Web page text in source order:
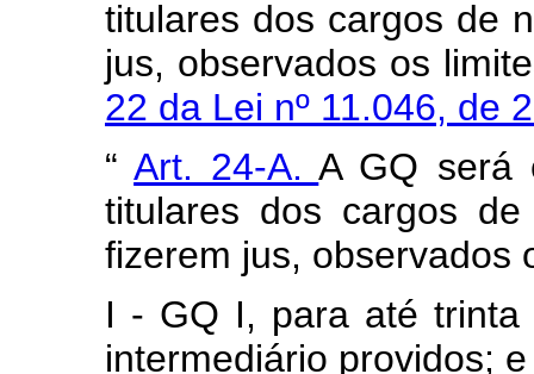
titulares dos cargos de
jus, observados os
22 da Lei nº 11.046, de
“Art. 24-A.A GQ será
titulares dos cargos
fizerem jus, observados
I - GQ I, para até
intermediário providos; e